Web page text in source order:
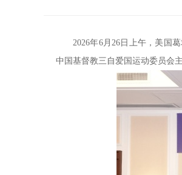
2026年6月26日上午，美国
中国基督教三自爱国运动委员会